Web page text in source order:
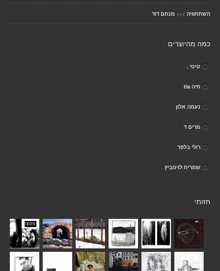
השתחוויה >>> מנחם דוד
כמה מהיוצרים
טיטי .
תיה tia
נעמה אלון
מרים ד
רולי בלפר
שמרית לוינוביץ
חזותי